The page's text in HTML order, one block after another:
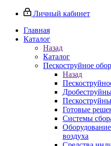
Личный кабинет
Главная
Каталог
Назад
Каталог
Пескоструйное
Назад
Готовые
Системы
воздуха